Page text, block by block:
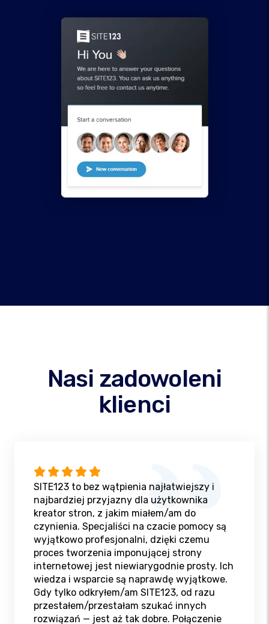
Nasi zadowoleni
klienci
SITE123 to bez wątpienia najłatwiejszy i
najbardziej przyjazny dla użytkownika
kreator stron, z jakim miałem/am do
czynienia. Specjaliści na czacie pomocy są
wyjątkowo profesjonalni, dzięki czemu
proces tworzenia imponującej strony
internetowej jest niewiarygodnie prosty. Ich
wiedza i wsparcie są naprawdę wyjątkowe.
Gdy tylko odkryłem/am SITE123, od razu
przestałem/przestałam szukać innych
rozwiązań — jest aż tak dobre. Połączenie